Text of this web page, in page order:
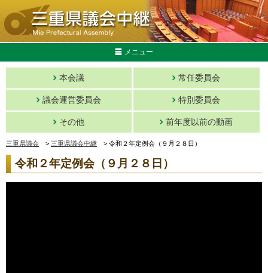
メニュー
本会議 常任委員会
議会運営委員会 特別委員会
その他 前年度以前の動画
三重県議会 > 三重県議会中継 > 令和２年定例会（９月２８日）
令和２年定例会（９月２８日）